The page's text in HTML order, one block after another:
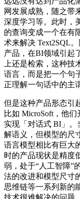
网发展成熟，随之带
深度学习等。此时，
的查询变成一个在有
术来解决 Text2SQL
产品，在BI领域引起
上还是检索，这种
语言，而是把一个句
正理解一句话中的主
但是这种产品形态引
比如 MicroSoft，他
实现「对话式 BI」
解语义，但模型的尺
语言模型相比有巨大
时的产品现状是精度
弱，处于“人工智障”
法的改进和模型尺寸
思维链等一系列新的